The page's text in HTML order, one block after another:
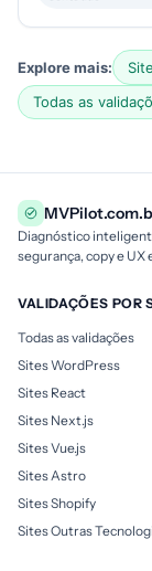
Explore mais:
Todas as
Diagnóstico
segurança, copy e UX
VALIDAÇÕES POR
Todas as validações
Sites WordPress
Sites React
Sites Next.js
Sites Vue.js
Sites Astro
Sites Shopify
Sites Outras